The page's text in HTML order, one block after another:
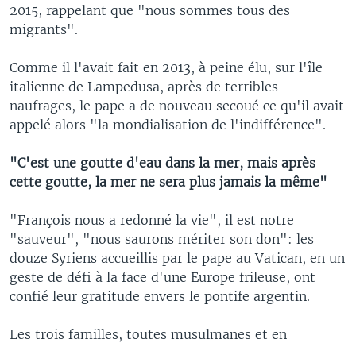
2015, rappelant que "nous sommes tous des
migrants".
Comme il l'avait fait en 2013, à peine élu, sur l'île
italienne de Lampedusa, après de terribles
naufrages, le pape a de nouveau secoué ce qu'il avait
appelé alors "la mondialisation de l'indifférence".
"C'est une goutte d'eau dans la mer, mais après
cette goutte, la mer ne sera plus jamais la même"
"François nous a redonné la vie", il est notre
"sauveur", "nous saurons mériter son don": les
douze Syriens accueillis par le pape au Vatican, en un
geste de défi à la face d'une Europe frileuse, ont
confié leur gratitude envers le pontife argentin.
Les trois familles, toutes musulmanes et en